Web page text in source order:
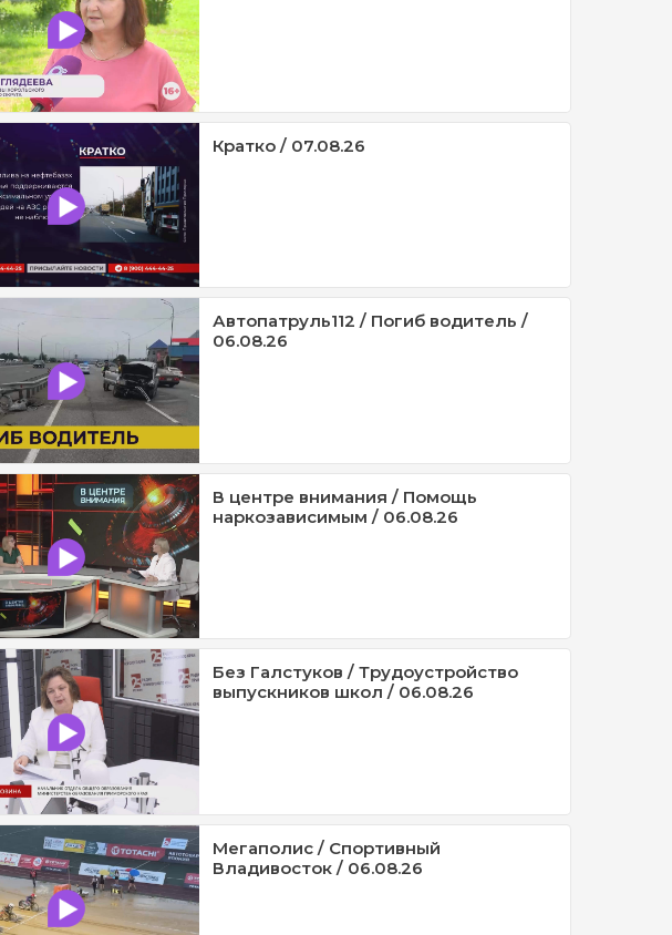
Кратко / 07.08.26
Автопатруль112 / Погиб водитель /
06.08.26
В центре внимания / Помощь
наркозависимым / 06.08.26
Без Галстуков / Трудоустройство
выпускников школ / 06.08.26
Мегаполис / Спортивный
Владивосток / 06.08.26